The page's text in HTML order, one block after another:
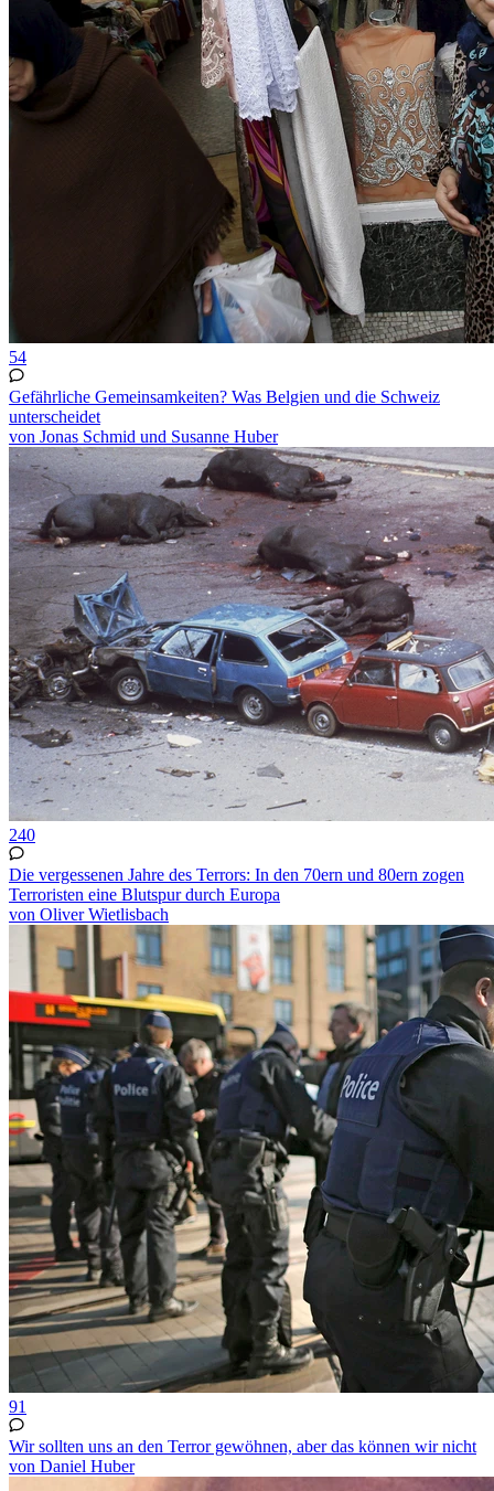
54
Gefährliche Gemeinsamkeiten? Was Belgien und die Schweiz
unterscheidet
von Jonas Schmid und Susanne Huber
240
Die vergessenen Jahre des Terrors: In den 70ern und 80ern zogen
Terroristen eine Blutspur durch Europa
von Oliver Wietlisbach
91
Wir sollten uns an den Terror gewöhnen, aber das können wir nicht
von Daniel Huber